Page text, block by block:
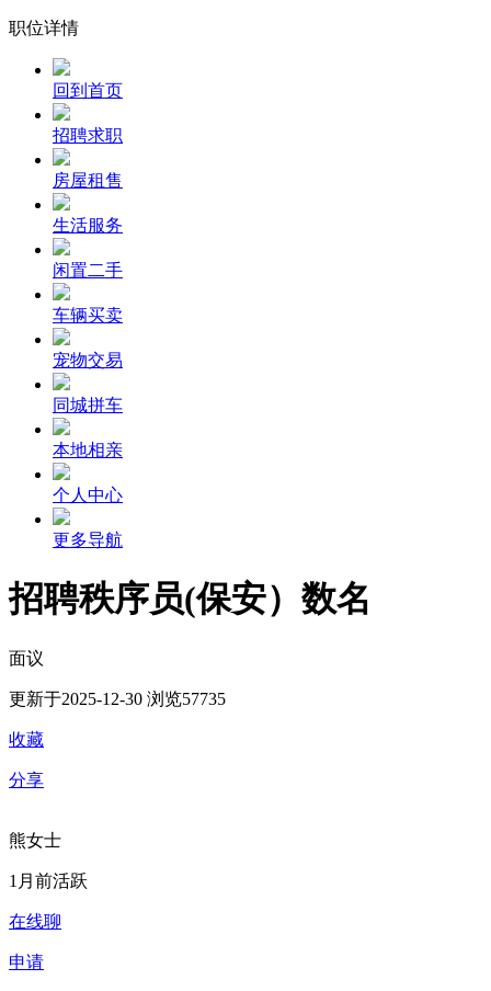
职位详情
回到首页
招聘求职
房屋租售
生活服务
闲置二手
车辆买卖
宠物交易
同城拼车
本地相亲
个人中心
更多导航
招聘秩序员(保安）数名
面议
更新于2025-12-30 浏览57735
收藏
分享
熊女士
1月前活跃
在线聊
申请